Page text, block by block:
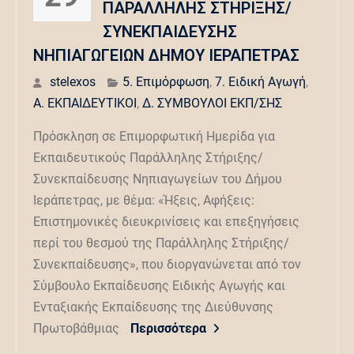
ΠΑΡΑΛΛΗΛΗΣ ΣΤΗΡΙΞΗΣ/
ΣΥΝΕΚΠΑΙΔΕΥΣΗΣ
ΝΗΠΙΑΓΩΓΕΙΩΝ ΔΗΜΟΥ ΙΕΡΑΠΕΤΡΑΣ
stelexos 5. Επιμόρφωση, 7. Ειδική Αγωγή,
Α. ΕΚΠΑΙΔΕΥΤΙΚΟΙ, Δ. ΣΥΜΒΟΥΛΟΙ ΕΚΠ/ΣΗΣ
Πρόσκληση σε Επιμορφωτική Ημερίδα για
Εκπαιδευτικούς Παράλληλης Στήριξης/
Συνεκπαίδευσης Νηπιαγωγείων του Δήμου
Ιεράπετρας, με θέμα: «Ήξεις, Αφήξεις:
Επιστημονικές διευκρινίσεις και επεξηγήσεις
περί του θεσμού της Παράλληλης Στήριξης/
Συνεκπαίδευσης», που διοργανώνεται από τον
Σύμβουλο Εκπαίδευσης Ειδικής Αγωγής και
Ενταξιακής Εκπαίδευσης της Διεύθυνσης
Πρωτοβάθμιας
Περισσότερα